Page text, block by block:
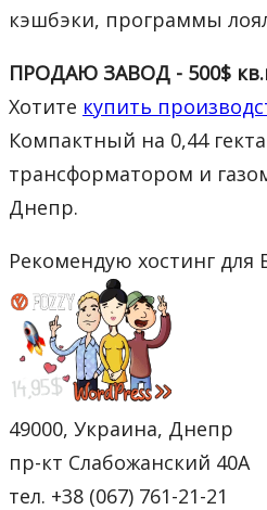
кэшбэки, программы
ПРОДАЮ ЗАВОД - 500$
Хотите купить
Компактный на 0,44
трансформатором и
Днепр.
Рекомендую хостинг для
49000, Украина, Днепр
пр-кт Слабожанский 40А
тел. +38 (067) 761-21-21